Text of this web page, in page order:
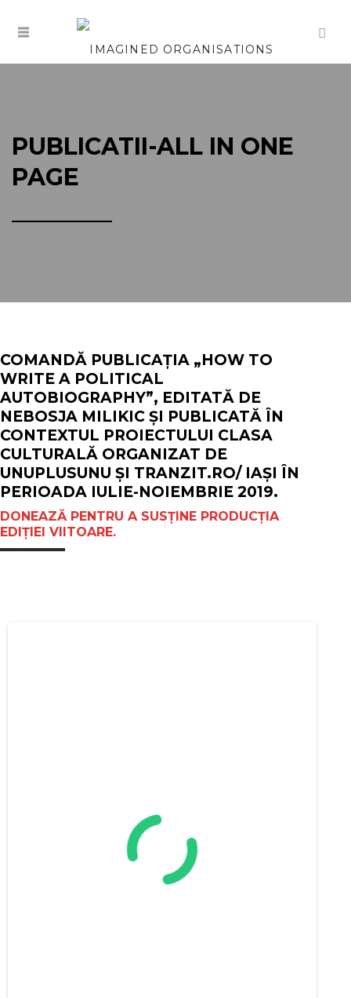
PUBLICATII-ALL IN ONE
PAGE
COMANDĂ PUBLICAȚIA „HOW TO
WRITE A POLITICAL
AUTOBIOGRAPHY”, EDITATĂ DE
NEBOSJA MILIKIC ȘI PUBLICATĂ ÎN
CONTEXTUL PROIECTULUI CLASA
CULTURALĂ ORGANIZAT DE
UNUPLUSUNU ȘI TRANZIT.RO/ IAȘI ÎN
PERIOADA IULIE-NOIEMBRIE 2019.
DONEAZĂ PENTRU A SUSȚINE PRODUCȚIA
EDIȚIEI VIITOARE.